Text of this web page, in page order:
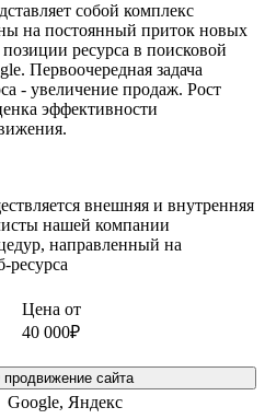
собой комплекс
на постоянный приток новых
ресурса в поисковой
Первоочередная задача
- увеличение продаж. Рост
эффективности
внешняя и внутренняя
нашей компании
направленный на
ресурса
Цена от
40 000₽
продвижение сайта
Google, Яндекс